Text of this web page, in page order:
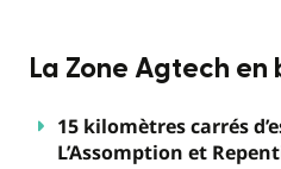
La Zone Agtech en
15 kilomètres carrés
L’Assomption et